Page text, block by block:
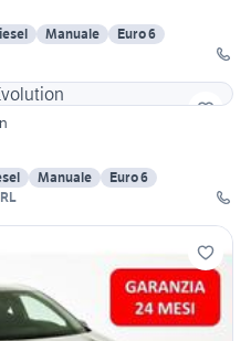
Manuale
Euro 6
Manuale
Euro 6